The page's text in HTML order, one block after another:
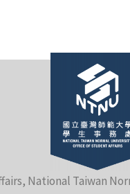
National Taiwan